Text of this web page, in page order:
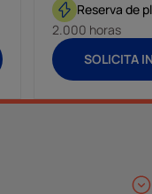
Reserva de
2.000 horas
SOLICITA